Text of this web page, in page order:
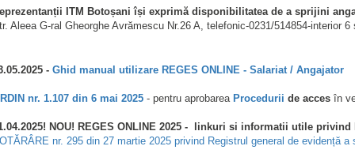
ITM Botoșani își exprimă disponibilitatea de a sprijini
Aleea G-ral Gheorghe Avrămescu Nr.26 A, telefonic-0231/514854-interior
- Ghid manual utilizare REGES ONLINE - Salariat / Angajator
nr. 1.107 din 6 mai 2025 - pentru aprobarea Procedurii de acces în
NOU! REGES ONLINE 2025 - linkuri si informatii utile
nr. 295 din 27 martie 2025 privind Registrul general de evidență